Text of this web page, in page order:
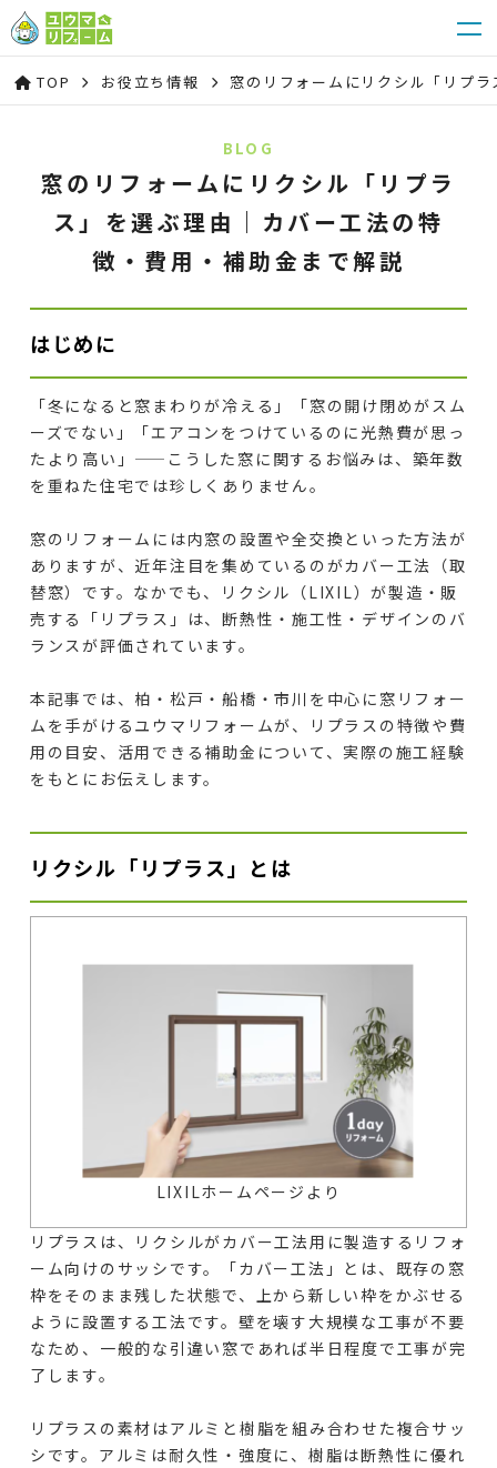
TOP お役立ち情報 窓のリフォームにリクシル「リプ
BLOG
窓のリフォームにリクシル「リプラ
ス」を選ぶ理由｜カバー工法の特
徴・費用・補助金まで解説
はじめに
「冬になると窓まわりが冷える」「窓の開け閉めがスム
ーズでない」「エアコンをつけているのに光熱費が思っ
たより高い」——こうした窓に関するお悩みは、築年数
を重ねた住宅では珍しくありません。
窓のリフォームには内窓の設置や全交換といった方法が
ありますが、近年注目を集めているのがカバー工法（取
替窓）です。なかでも、リクシル（LIXIL）が製造・販
売する「リプラス」は、断熱性・施工性・デザインのバ
ランスが評価されています。
本記事では、柏・松戸・船橋・市川を中心に窓リフォー
ムを手がけるユウマリフォームが、リプラスの特徴や費
用の目安、活用できる補助金について、実際の施工経験
をもとにお伝えします。
リクシル「リプラス」とは
LIXILホームページより
リプラスは、リクシルがカバー工法用に製造するリフォ
ーム向けのサッシです。「カバー工法」とは、既存の窓
枠をそのまま残した状態で、上から新しい枠をかぶせる
ように設置する工法です。壁を壊す大規模な工事が不要
なため、一般的な引違い窓であれば半日程度で工事が完
了します。
リプラスの素材はアルミと樹脂を組み合わせた複合サッ
シです。アルミは耐久性・強度に、樹脂は断熱性に優れ